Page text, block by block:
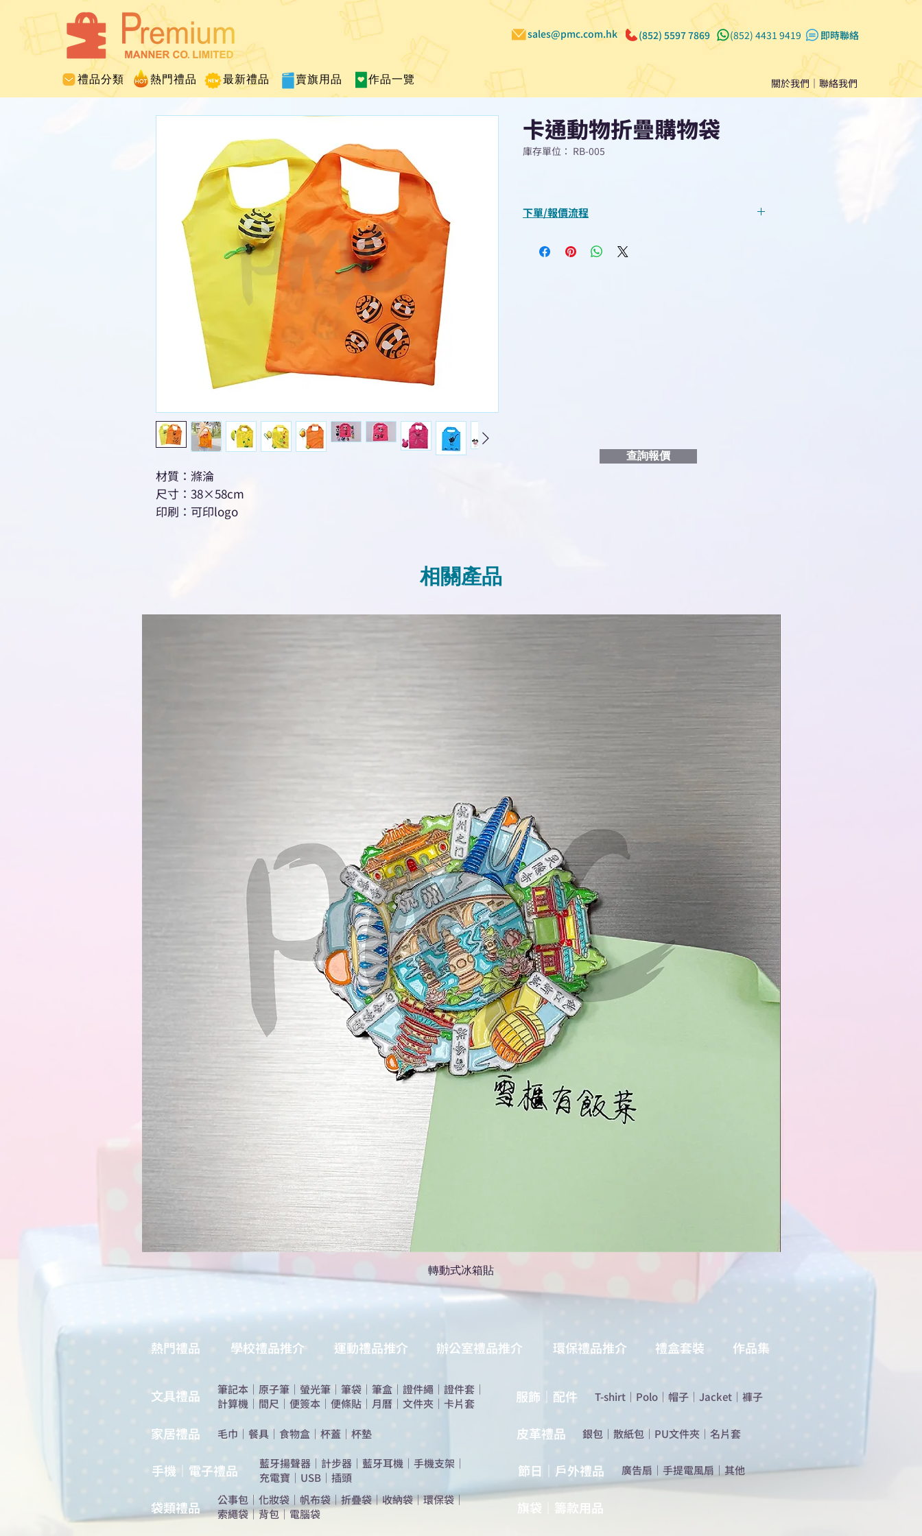
禮品分類 熱門禮品 最新禮品 賣旗用品 作品一覽
sales@pmc.com.hk (852) 5597 7869 (852) 4431 9419 ​即時聯絡
關於我們 ｜聯絡我們
材質：滌淪
尺寸：38×58cm
印刷：可印logo
卡通動物折疊購物袋
庫存單位： RB-005
下單/報價流程
查詢或報價”
查詢報價
相關產品
轉動式冰箱貼
熱門禮品 學校禮品推介 運動禮品推介 辦公室禮品推介 環保禮品推介 禮盒套裝 作品集
​文具禮品 筆記本 ｜ 原子筆 ｜ 螢光筆 ｜ 筆袋 ｜ 筆盒 ｜ 證件繩 ｜ 證件套 ｜
計算機 ｜ 間尺 ｜ 便簽本 ｜ 便條貼 ｜ 月曆 ｜ 文件夾 ｜ 卡片套
​家居禮品 ​毛巾 ｜ 餐具 ｜ 食物盒 ｜ 杯蓋 ｜ 杯墊
手機｜電子禮品 ​藍牙揚聲器 ｜ 計步器 ｜ 藍牙耳機 ｜ 手機支架 ｜
充電寶 ｜ USB ｜ 插頭
​袋類禮品 公事包 ｜ 化妝袋 ｜ 帆布袋 ｜ 折疊袋 ｜ 收納袋｜環保袋｜
索繩袋｜背包｜電腦袋
服飾｜配件 T-shirt ｜ Polo ｜ 帽子 ｜ Jacket ｜ 褲子
​皮革禮品 ​銀包 ｜ 散紙包 ｜ PU文件夾 ｜ 名片套
節日｜戶外禮品 ​廣告扇 ｜ 手提電風扇 ｜ 其他
旗袋｜籌款用品